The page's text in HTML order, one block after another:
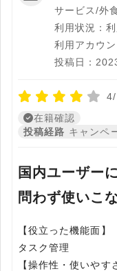
サービス/外
利用状況：利
利用アカウ
投稿日：
在籍確認
投稿経路 キャンペ
国内ユーザー
問わず使いこ
【役立った機能面】
タスク管理
【操作性・使いやす